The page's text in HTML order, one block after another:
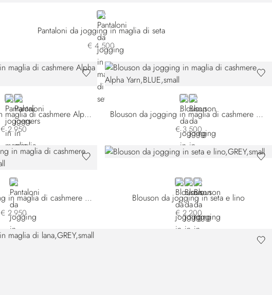
BLACK
Pantaloni da jogging in maglia di seta
€ 4.500
GREYBLUE W25302-186
Pantaloni joggers in maglia di cashmere Alpha Yarn
€ 2.950
BLUE W26102-189
GREEN
Blouson da jogging in maglia di cashmere Alpha Yarn
€ 3.500
BLUE W26102-189
Pantaloni da jogging in maglia di cashmere Alpha Yarn
€ 2.950
GREYBLACK
BLUE
Blouson da jogging in seta e lino
€ 2.200